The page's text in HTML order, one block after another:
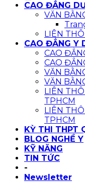
CAO ĐẲNG
VĂN
LIÊN
CAO ĐẲNG Y
CAO
CAO
VĂN
VĂN
LIÊN
TPHCM
LIÊN
TPHCM
KỲ THI THPT
BLOG NGHỀ Y
KỸ NĂNG
TIN TỨC
-
Newsletter